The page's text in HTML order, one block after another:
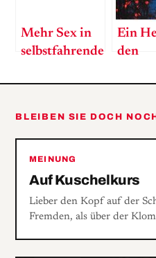
Mehr Sex in
selbstfahrenden
Ein
den
BLEIBEN SIE DOCH
MEINUNG
Auf Kuschelkurs
Lieber den Kopf auf der
Fremden, als über der